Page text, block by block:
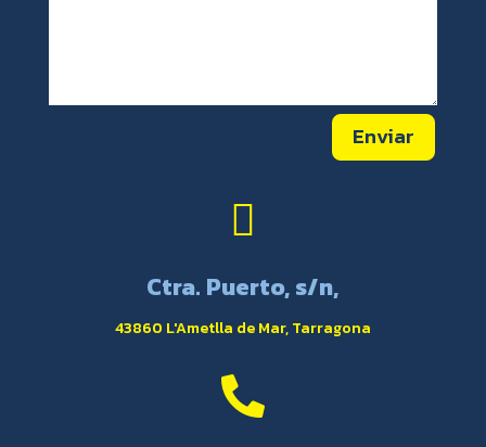
Enviar

Ctra. Puerto, s/n,
43860 L'Ametlla de Mar, Tarragona
